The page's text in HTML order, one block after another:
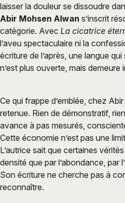
laisser la douleur se dissoudre
Abir Mohsen Alwan s’inscrit
catégorie. Avec La cicatrice
l’aveu spectaculaire ni la
écriture de l’après, une langue
n’est plus ouverte, mais
Ce qui frappe d’emblée, chez
retenue. Rien de démonstratif,
avance à pas mesurés,
Cette économie n’est pas une
L’autrice sait que certaines
densité que par l’abondance, par
Son écriture ne cherche pas à
reconnaître.